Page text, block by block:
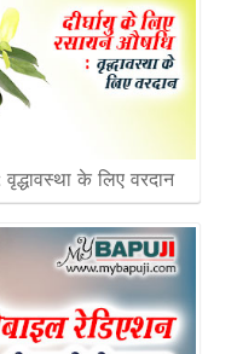
के लिए वरदान